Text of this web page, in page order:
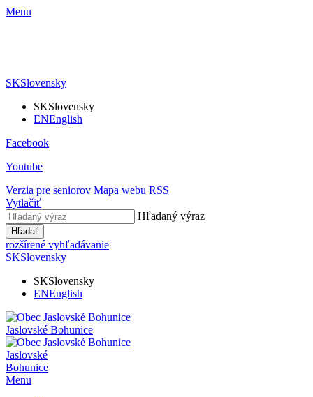
Menu
SKSlovensky
SKSlovensky
ENEnglish
Facebook
Youtube
Verzia pre seniorov Mapa webu RSS
Vytlačiť
Hľadaný výraz
Hľadať
rozšírené vyhľadávanie
SKSlovensky
SKSlovensky
ENEnglish
Jaslovské Bohunice
Jaslovské
Bohunice
Menu